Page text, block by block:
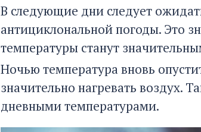
В следующие дни следует
антициклональной погоды. Это
температуры станут
Ночью температура вновь
значительно нагревать воздух.
дневными температурами.